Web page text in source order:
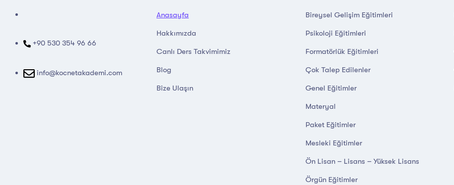
+90 530 354 96 66
info@kocnetakademi.com
Anasayfa
Hakkımızda
Canlı Ders Takvimimiz
Blog
Bize Ulaşın
Bireysel Gelişim Eğitimleri
Psikoloji Eğitimleri
Formatörlük Eğitimleri
Çok Talep Edilenler
Genel Eğitimler
Materyal
Paket Eğitimler
Mesleki Eğitimler
Ön Lisan – Lisans – Yüksek Lisans
Örgün Eğitimler